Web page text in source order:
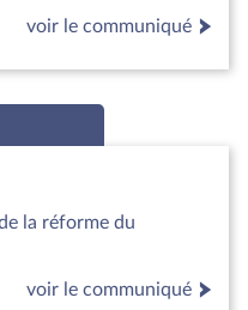
voir le communiqué
la réforme du
voir le communiqué